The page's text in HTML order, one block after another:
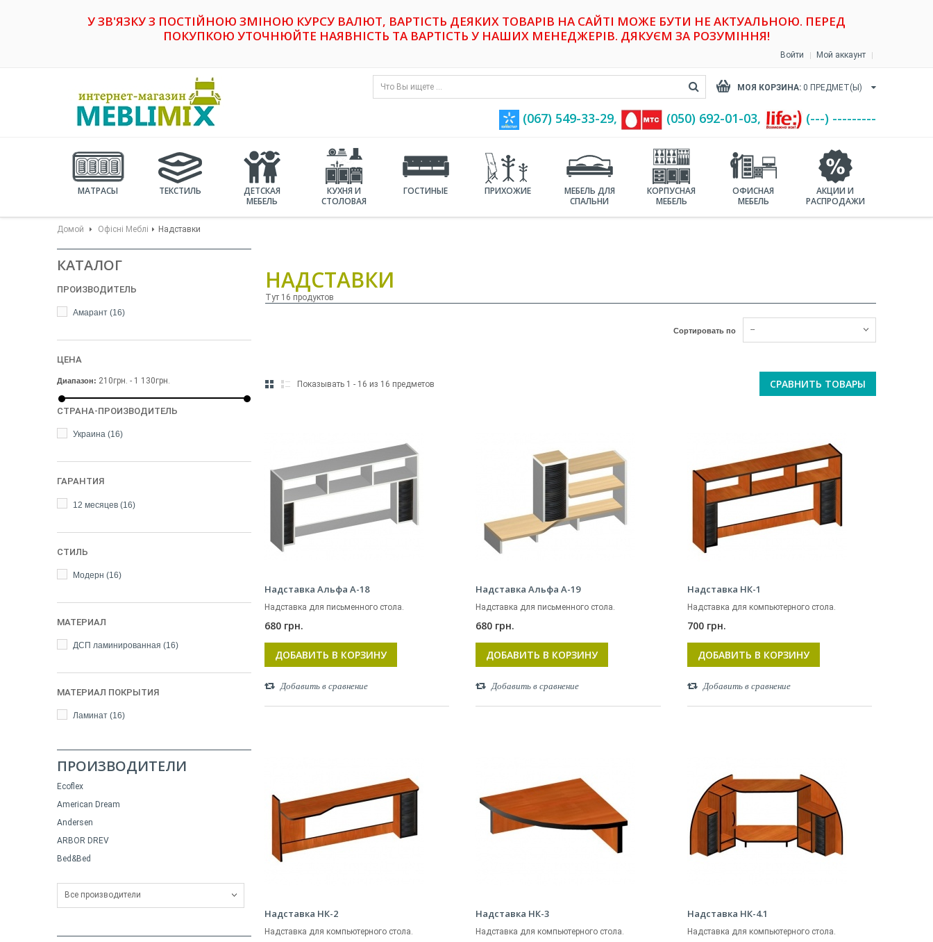
У ЗВ'ЯЗКУ З ПОСТІЙНОЮ ЗМІНОЮ КУРСУ ВАЛЮТ, ВАРТІСТЬ ДЕЯКИХ ТОВАРІВ НА САЙТІ МОЖЕ БУТИ НЕ АКТУАЛЬНОЮ. ПЕРЕД
ПОКУПКОЮ УТОЧНЮЙТЕ НАЯВНІСТЬ ТА ВАРТІСТЬ У НАШИХ МЕНЕДЖЕРІВ. ДЯКУЄМ ЗА РОЗУМІННЯ!
Войти Мой аккаунт
МОЯ КОРЗИНА: 0 ПРЕДМЕТ(Ы)
(067) 549-33-29, (‎050) 692-01-03, (---) ---------
МАТРАСЫ ТЕКСТИЛЬ
ДЕТСКАЯ
МЕБЕЛЬ
КУХНЯ И
СТОЛОВАЯ
ГОСТИНЫЕ ПРИХОЖИЕ
МЕБЕЛЬ ДЛЯ
СПАЛЬНИ
КОРПУСНАЯ
МЕБЕЛЬ
ОФИСНАЯ
МЕБЕЛЬ
АКЦИИ И
РАСПРОДАЖИ
Домой Офісні Меблі Надставки
КАТАЛОГ
ПРОИЗВОДИТЕЛЬ
Амарант (16)
ЦЕНА
Диапазон: 210грн. - 1 130грн.
СТРАНА-ПРОИЗВОДИТЕЛЬ
Украина (16)
ГАРАНТИЯ
12 месяцев (16)
СТИЛЬ
Модерн (16)
МАТЕРИАЛ
ДСП ламинированная (16)
МАТЕРИАЛ ПОКРЫТИЯ
Ламинат (16)
ПРОИЗВОДИТЕЛИ
Ecoflex
American Dream
Andersen
ARBOR DREV
Bed&Bed
Все производители
НАДСТАВКИ
Тут 16 продуктов
Сортировать по --
СРАВНИТЬ ТОВАРЫ
Показывать 1 - 16 из 16 предметов
Надставка Альфа А-18
Надставка для письменного стола.
680 грн.
ДОБАВИТЬ В КОРЗИНУ
Добавить в сравнение
Надставка Альфа А-19
Надставка для письменного стола.
680 грн.
ДОБАВИТЬ В КОРЗИНУ
Добавить в сравнение
Надставка НК-1
Надставка для компьютерного стола.
700 грн.
ДОБАВИТЬ В КОРЗИНУ
Добавить в сравнение
Надставка НК-2
Надставка для компьютерного стола.
Надставка НК-3
Надставка для компьютерного стола.
Надставка НК-4.1
Надставка для компьютерного стола.